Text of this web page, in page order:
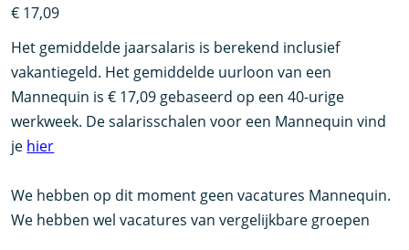
€ 17,09
Het gemiddelde jaarsalaris is berekend inclusief
vakantiegeld. Het gemiddelde uurloon van een
Mannequin is € 17,09 gebaseerd op een 40-urige
werkweek. De salarisschalen voor een Mannequin vind
je hier
We hebben op dit moment geen vacatures Mannequin.
We hebben wel vacatures van vergelijkbare groepen